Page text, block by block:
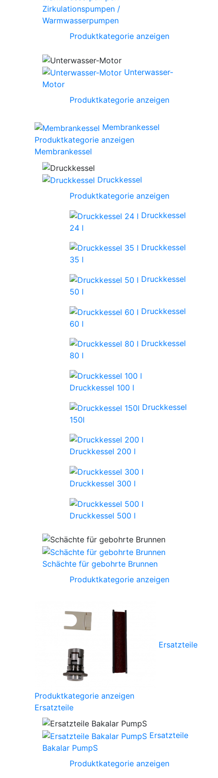
Zirkulationspumpen /
Warmwasserpumpen
Produktkategorie anzeigen
Unterwasser-
Motor
Produktkategorie anzeigen
Membrankessel
Produktkategorie anzeigen
Membrankessel
Druckkessel
Produktkategorie anzeigen
Druckkessel
24 l
Druckkessel
35 l
Druckkessel
50 l
Druckkessel
60 l
Druckkessel
80 l
Druckkessel 100 l
Druckkessel
150l
Druckkessel 200 l
Druckkessel 300 l
Druckkessel 500 l
Schächte für gebohrte Brunnen
Produktkategorie anzeigen
Ersatzteile
Produktkategorie anzeigen
Ersatzteile
Ersatzteile
Bakalar PumpS
Produktkategorie anzeigen